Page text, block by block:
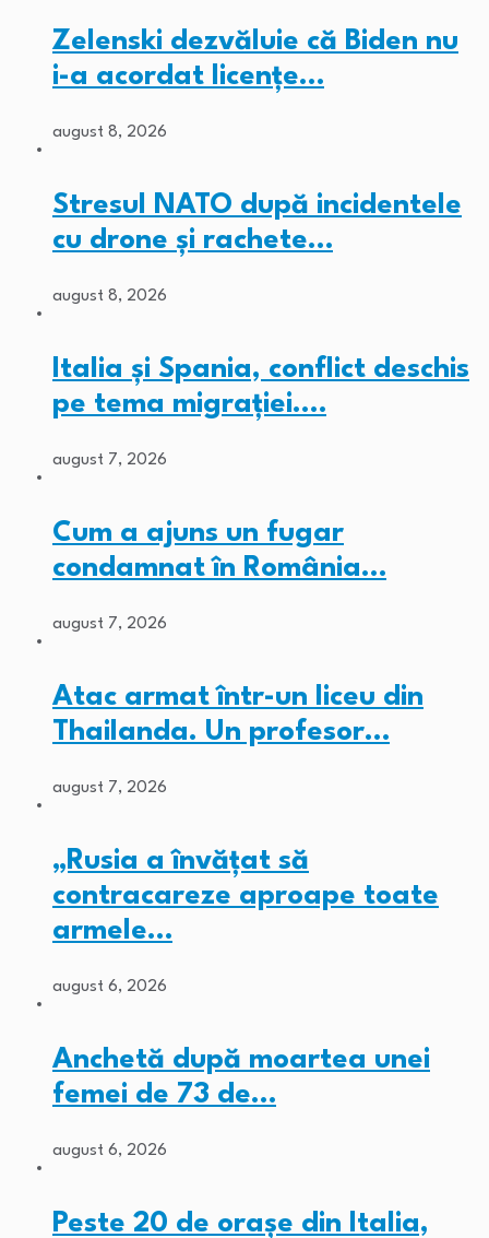
Zelenski dezvăluie că Biden nu
i-a acordat licențe…
august 8, 2026
Stresul NATO după incidentele
cu drone și rachete…
august 8, 2026
Italia și Spania, conflict deschis
pe tema migrației.…
august 7, 2026
Cum a ajuns un fugar
condamnat în România…
august 7, 2026
Atac armat într-un liceu din
Thailanda. Un profesor…
august 7, 2026
„Rusia a învățat să
contracareze aproape toate
armele…
august 6, 2026
Anchetă după moartea unei
femei de 73 de…
august 6, 2026
Peste 20 de orașe din Italia,